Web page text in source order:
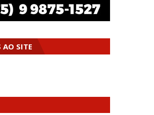
AO SITE